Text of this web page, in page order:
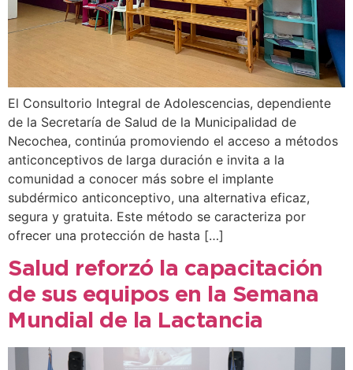
El Consultorio Integral de Adolescencias, dependiente
de la Secretaría de Salud de la Municipalidad de
Necochea, continúa promoviendo el acceso a métodos
anticonceptivos de larga duración e invita a la
comunidad a conocer más sobre el implante
subdérmico anticonceptivo, una alternativa eficaz,
segura y gratuita. Este método se caracteriza por
ofrecer una protección de hasta […]
Salud reforzó la capacitación
de sus equipos en la Semana
Mundial de la Lactancia